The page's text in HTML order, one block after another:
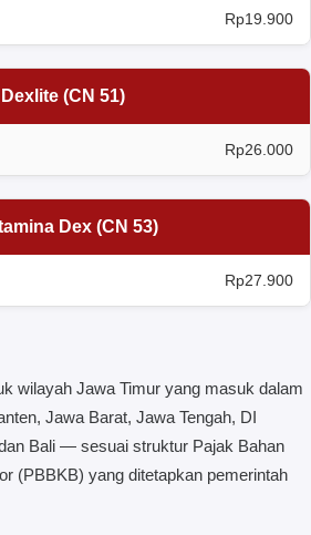
Rp19.900
Dexlite (CN 51)
Rp26.000
Dex (CN 53)
Rp27.900
wilayah Jawa Timur yang masuk dalam
Jawa Barat, Jawa Tengah, DI
Bali — sesuai struktur Pajak Bahan
(PBBKB) yang ditetapkan pemerintah